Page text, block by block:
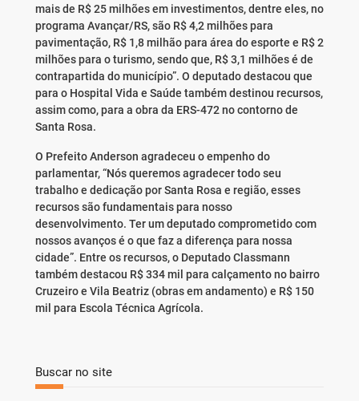
mais de R$ 25 milhões em investimentos, dentre eles, no
programa Avançar/RS, são R$ 4,2 milhões para
pavimentação, R$ 1,8 milhão para área do esporte e R$ 2
milhões para o turismo, sendo que, R$ 3,1 milhões é de
contrapartida do município”. O deputado destacou que
para o Hospital Vida e Saúde também destinou recursos,
assim como, para a obra da ERS-472 no contorno de
Santa Rosa.
O Prefeito Anderson agradeceu o empenho do
parlamentar, “Nós queremos agradecer todo seu
trabalho e dedicação por Santa Rosa e região, esses
recursos são fundamentais para nosso
desenvolvimento. Ter um deputado comprometido com
nossos avanços é o que faz a diferença para nossa
cidade”. Entre os recursos, o Deputado Classmann
também destacou R$ 334 mil para calçamento no bairro
Cruzeiro e Vila Beatriz (obras em andamento) e R$ 150
mil para Escola Técnica Agrícola.
Buscar no site